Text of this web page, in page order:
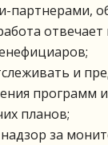
партнерами,
отвечает
и
программ
планов;
за